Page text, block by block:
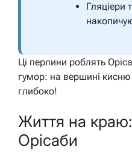
Гляціери
Ці перлини роблять
гумор: на вершині
глибоко!
Життя на
Орісаби